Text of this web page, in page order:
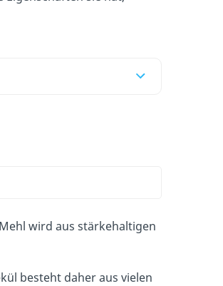
wird aus stärkehaltigen
besteht daher aus vielen